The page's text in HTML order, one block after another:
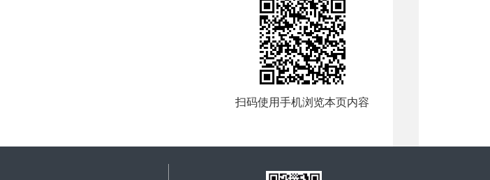
扫码使用手机浏览本页内容